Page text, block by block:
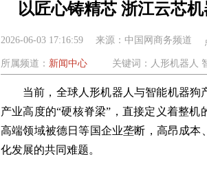
以匠心铸精芯 浙江云芯
2026-06-03 17:16:59 来源： 中国网商务频道
所属频道： 新闻中心 关键词：人形机器人
当前，全球人形机器人与智能机器
产业高度的“硬核脊梁”，直接定义着整
高端领域被德日等国企业垄断，高昂成
化发展的共同难题。